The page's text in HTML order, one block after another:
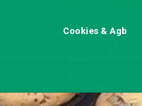
Cookies & Agb